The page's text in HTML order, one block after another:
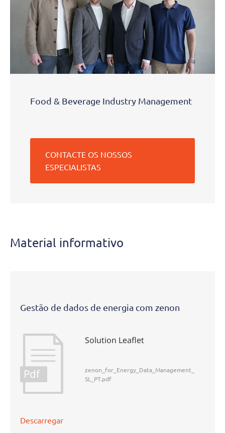
Food & Beverage Industry Management
CONTACTE OS NOSSOS
ESPECIALISTAS
Material informativo
Pdf
Gestão de dados de energia com zenon
Solution Leaflet
zenon_for_Energy_Data_Management_
SL_PT.pdf
Descarregar